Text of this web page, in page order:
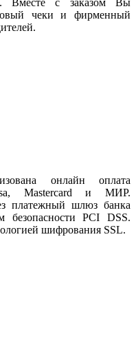
чеки и фирменный
онлайн оплата
Mastercard и МИР.
платежный шлюз банка
безопасности PCI DSS.
шифрования SSL.